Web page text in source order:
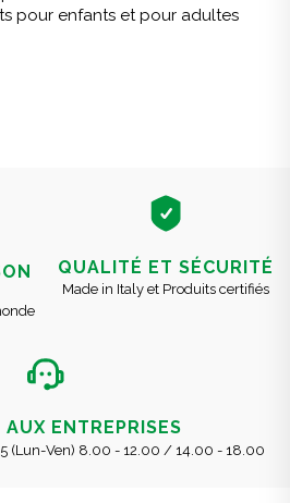
pour enfants et pour adultes
QUALITÉ ET SÉCURITÉ
Made in Italy et Produits certifiés
ENTREPRISES
(Lun-Ven) 8.00 - 12.00 / 14.00 - 18.00